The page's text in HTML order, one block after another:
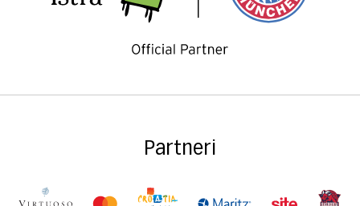
Partneri